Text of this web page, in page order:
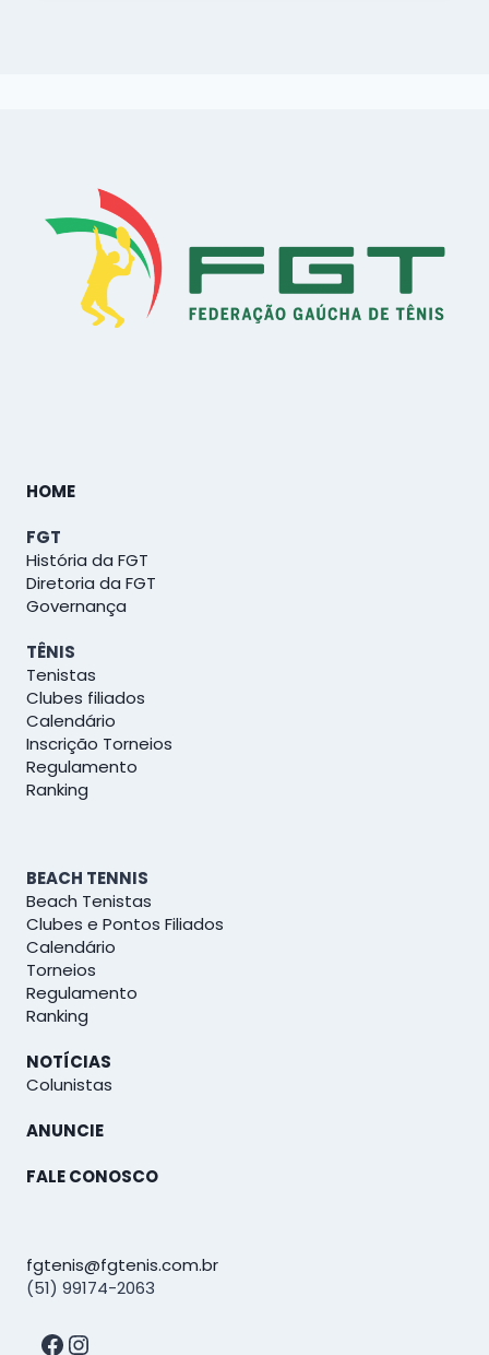
HOME
FGT
História da FGT
Diretoria da FGT
Governança
TÊNIS
Tenistas
Clubes filiados
Calendário
Inscrição Torneios
Regulamento
Ranking
BEACH TENNIS
Beach Tenistas
Clubes e Pontos Filiados
Calendário
Torneios
Regulamento
Ranking
NOTÍCIAS
Colunistas
ANUNCIE
FALE CONOSCO
fgtenis@fgtenis.com.br
(51) 99174-2063
Facebook
Instagram